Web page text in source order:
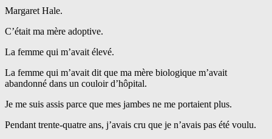
Margaret Hale.
C’était ma mère adoptive.
La femme qui m’avait élevé.
La femme qui m’avait dit que ma mère biologique m’avait
abandonné dans un couloir d’hôpital.
Je me suis assis parce que mes jambes ne me portaient plus.
Pendant trente-quatre ans, j’avais cru que je n’avais pas été voulu.